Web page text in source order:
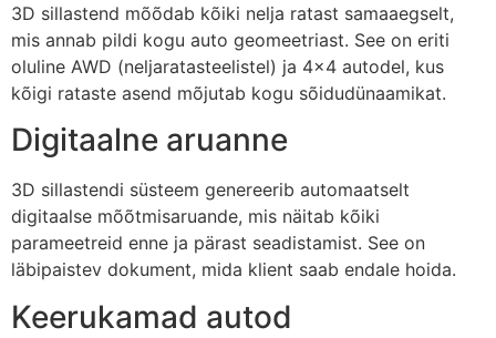
3D sillastend mõõdab kõiki nelja ratast samaaegselt,
mis annab pildi kogu auto geomeetriast. See on eriti
oluline AWD (neljaratasteelistel) ja 4×4 autodel, kus
kõigi rataste asend mõjutab kogu sõidudünaamikat.
Digitaalne aruanne
3D sillastendi süsteem genereerib automaatselt
digitaalse mõõtmisaruande, mis näitab kõiki
parameetreid enne ja pärast seadistamist. See on
läbipaistev dokument, mida klient saab endale hoida.
Keerukamad autod